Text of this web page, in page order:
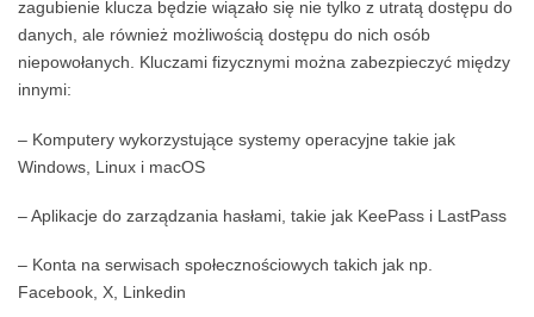
zagubienie klucza będzie wiązało się nie tylko z utratą dostępu do
danych, ale również możliwością dostępu do nich osób
niepowołanych. Kluczami fizycznymi można zabezpieczyć między
innymi:
– Komputery wykorzystujące systemy operacyjne takie jak
Windows, Linux i macOS
– Aplikacje do zarządzania hasłami, takie jak KeePass i LastPass
– Konta na serwisach społecznościowych takich jak np.
Facebook, X, Linkedin